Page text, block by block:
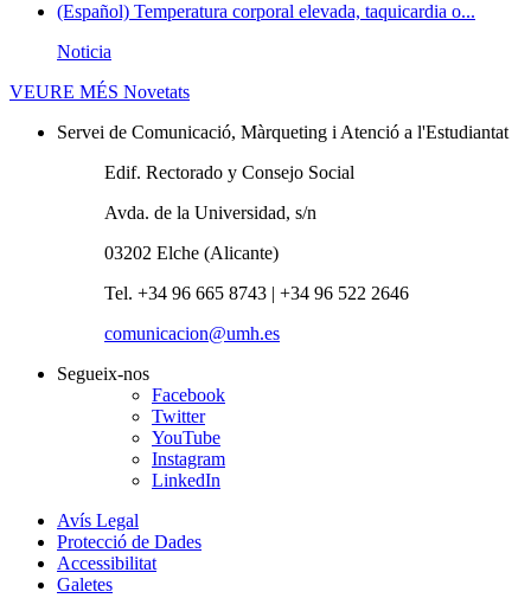
(Español) Temperatura corporal elevada, taquicardia o...
Noticia
VEURE MÉS Novetats
Servei de Comunicació, Màrqueting i Atenció a l'Estudiantat
Edif. Rectorado y Consejo Social
Avda. de la Universidad, s/n
03202 Elche (Alicante)
Tel. +34 96 665 8743 | +34 96 522 2646
comunicacion@umh.es
Segueix-nos
Facebook
Twitter
YouTube
Instagram
LinkedIn
Avís Legal
Protecció de Dades
Accessibilitat
Galetes